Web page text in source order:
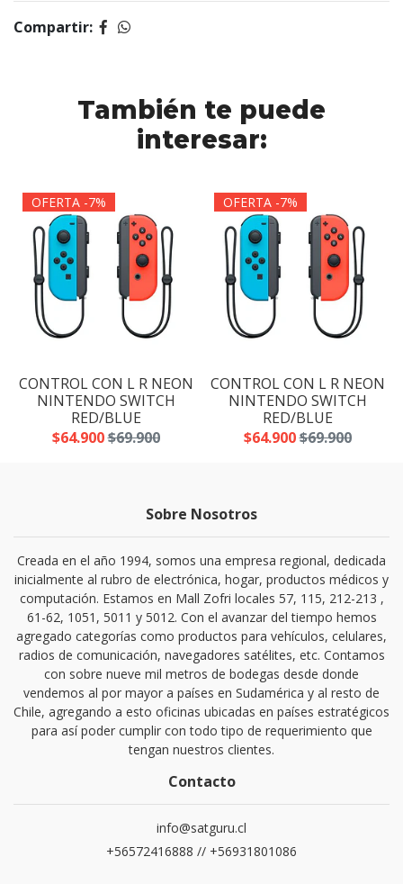
Compartir:
También te puede
interesar:
OFERTA -7%
CONTROL CON L R NEON
NINTENDO SWITCH
RED/BLUE
$64.900$69.900
OFERTA -7%
CONTROL CON L R NEON
NINTENDO SWITCH
RED/BLUE
$64.900$69.900
Sobre Nosotros
Creada en el año 1994, somos una empresa regional, dedicada
inicialmente al rubro de electrónica, hogar, productos médicos y
computación. Estamos en Mall Zofri locales 57, 115, 212-213 ,
61-62, 1051, 5011 y 5012. Con el avanzar del tiempo hemos
agregado categorías como productos para vehículos, celulares,
radios de comunicación, navegadores satélites, etc. Contamos
con sobre nueve mil metros de bodegas desde donde
vendemos al por mayor a países en Sudamérica y al resto de
Chile, agregando a esto oficinas ubicadas en países estratégicos
para así poder cumplir con todo tipo de requerimiento que
tengan nuestros clientes.
Contacto
info@satguru.cl
+56572416888 // +56931801086